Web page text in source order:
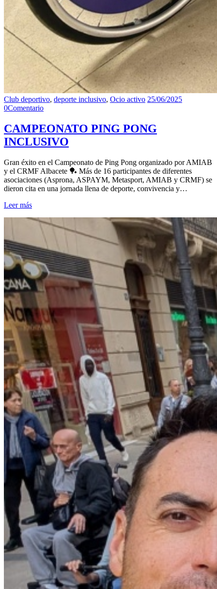
Club deportivo, deporte inclusivo, Ocio activo 25/06/2025
0Comentario
CAMPEONATO PING PONG
INCLUSIVO
Gran éxito en el Campeonato de Ping Pong organizado por AMIAB
y el CRMF Albacete 🏓 Más de 16 participantes de diferentes
asociaciones (Asprona, ASPAYM, Metasport, AMIAB y CRMF) se
dieron cita en una jornada llena de deporte, convivencia y…
Leer más